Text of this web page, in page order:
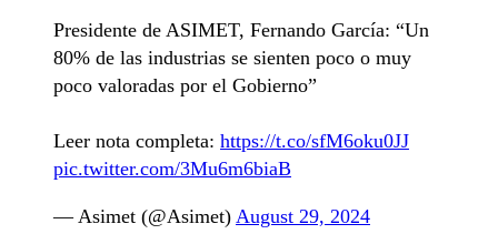
Presidente de ASIMET, Fernando García: “Un
80% de las industrias se sienten poco o muy
poco valoradas por el Gobierno”
Leer nota completa: https://t.co/sfM6oku0JJ
pic.twitter.com/3Mu6m6biaB
— Asimet (@Asimet) August 29, 2024